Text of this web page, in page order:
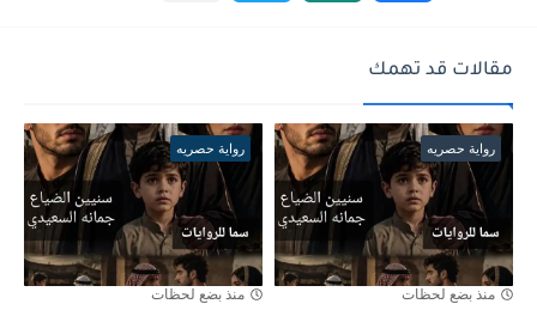
مقالات قد تهمك
رواية حصريه
منذ بضع لحظات
رواية حصريه
منذ بضع لحظات